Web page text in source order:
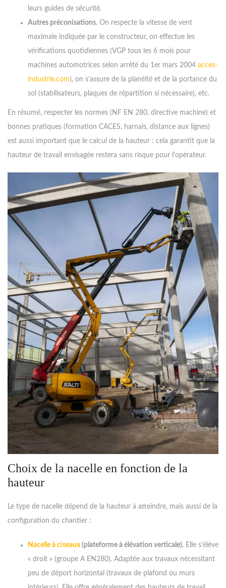
leurs guides de sécurité.
Autres préconisations. On respecte la vitesse de vent
maximale indiquée par le constructeur, on effectue les
vérifications quotidiennes (VGP tous les 6 mois pour
machines automotrices selon arrêté du 1er mars 2004 acces-
industrie.com), on s’assure de la planéité et de la portance du
sol (stabilisateurs, plaques de répartition si nécessaire), etc.
En résumé, respecter les normes (NF EN 280, directive machine) et
bonnes pratiques (formation CACES, harnais, distance aux lignes)
est aussi important que le calcul de la hauteur : cela garantit que la
hauteur de travail envisagée restera sans risque pour l’opérateur.
Choix de la nacelle en fonction de la
hauteur
Le type de nacelle dépend de la hauteur à atteindre, mais aussi de la
configuration du chantier :
Nacelle à ciseaux (plateforme à élévation verticale). Elle s’élève
« droit » (groupe A EN280). Adaptée aux travaux nécessitant
peu de déport horizontal (travaux de plafond ou murs